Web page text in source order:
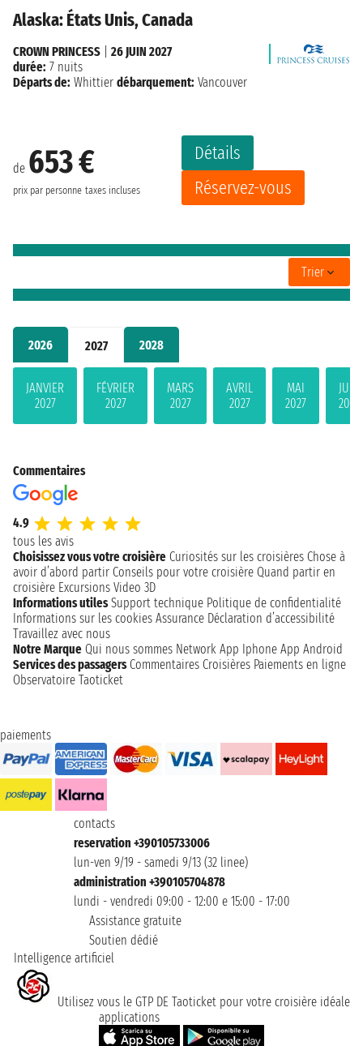
2026 2027 2028
JANVIER
2027
FÉVRIER
2027
MARS
2027
AVRIL
2027
MAI
2027
JUIN
2027
Alaska: États Unis, Canada
de 653 €
prix par personne taxes incluses
Détails
Réservez-vous
CROWN PRINCESS
26 JUIN 2027
durée: 7 nuits
Départs de: Whittier débarquement: Vancouver
Trier
Commentaires
4.9
tous les avis
Choisissez vous votre croisière Curiosités sur les croisières Chose à
avoir d’abord partir Conseils pour votre croisière Quand partir en
croisière Excursions Video 3D
Informations utiles Support technique Politique de confidentialité
Informations sur les cookies Assurance Déclaration d’accessibilité
Travaillez avec nous
Notre Marque Qui nous sommes Network App Iphone App Android
Services des passagers Commentaires Croisières Paiements en ligne
Observatoire Taoticket
paiements
contacts
reservation +390105733006
lun-ven 9/19 - samedi 9/13 (32 linee)
administration +390105704878
lundi - vendredi 09:00 - 12:00 e 15:00 - 17:00
Assistance gratuite
Soutien dédié
Intelligence artificiel
Utilisez vous le GTP DE Taoticket pour votre croisière idéale
applications